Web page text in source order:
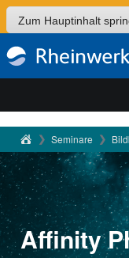
Zum Hauptinhalt
Sommer-
Rheinwerk Verlag
Seminare
Affinity